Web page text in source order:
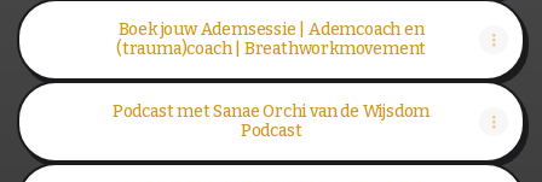
Boek jouw Ademsessie | Ademcoach en
(trauma)coach | Breathworkmovement
Podcast met Sanae Orchi van de Wijsdom
Podcast